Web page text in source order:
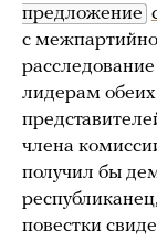
предложение
с
лидерам
члена
получил бы
повестки